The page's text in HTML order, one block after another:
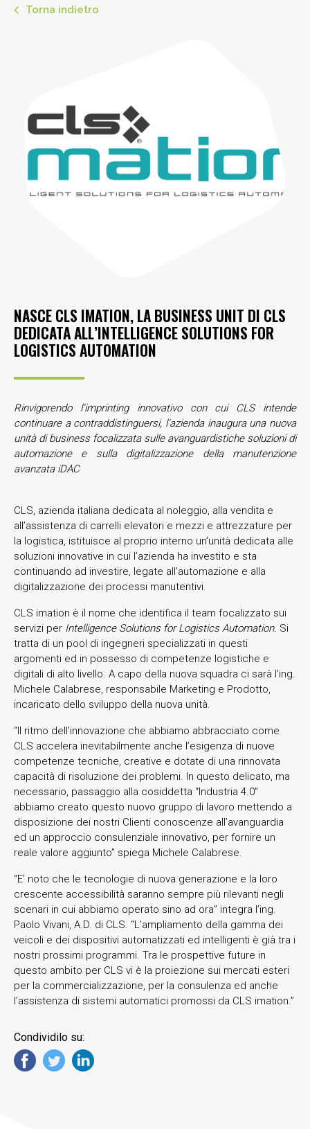
Torna indietro
NASCE CLS IMATION, LA BUSINESS UNIT DI CLS
DEDICATA ALL’INTELLIGENCE SOLUTIONS FOR
LOGISTICS AUTOMATION
Rinvigorendo l’imprinting innovativo con cui CLS intende
continuare a contraddistinguersi, l’azienda inaugura una nuova
unità di business focalizzata sulle avanguardistiche soluzioni di
automazione e sulla digitalizzazione della manutenzione
avanzata iDAC
CLS, azienda italiana dedicata al noleggio, alla vendita e
all’assistenza di carrelli elevatori e mezzi e attrezzature per
la logistica, istituisce al proprio interno un’unità dedicata alle
soluzioni innovative in cui l’azienda ha investito e sta
continuando ad investire, legate all’automazione e alla
digitalizzazione dei processi manutentivi.
CLS imation è il nome che identifica il team focalizzato sui
servizi per Intelligence Solutions for Logistics Automation. Si
tratta di un pool di ingegneri specializzati in questi
argomenti ed in possesso di competenze logistiche e
digitali di alto livello. A capo della nuova squadra ci sarà l’ing.
Michele Calabrese, responsabile Marketing e Prodotto,
incaricato dello sviluppo della nuova unità.
“Il ritmo dell’innovazione che abbiamo abbracciato come
CLS accelera inevitabilmente anche l’esigenza di nuove
competenze tecniche, creative e dotate di una rinnovata
capacità di risoluzione dei problemi. In questo delicato, ma
necessario, passaggio alla cosiddetta “Industria 4.0”
abbiamo creato questo nuovo gruppo di lavoro mettendo a
disposizione dei nostri Clienti conoscenze all’avanguardia
ed un approccio consulenziale innovativo, per fornire un
reale valore aggiunto” spiega Michele Calabrese.
“E’ noto che le tecnologie di nuova generazione e la loro
crescente accessibilità saranno sempre più rilevanti negli
scenari in cui abbiamo operato sino ad ora” integra l’ing.
Paolo Vivani, A.D. di CLS. “L’ampliamento della gamma dei
veicoli e dei dispositivi automatizzati ed intelligenti è già tra i
nostri prossimi programmi. Tra le prospettive future in
questo ambito per CLS vi è la proiezione sui mercati esteri
per la commercializzazione, per la consulenza ed anche
l’assistenza di sistemi automatici promossi da CLS imation.”
Condividilo su: